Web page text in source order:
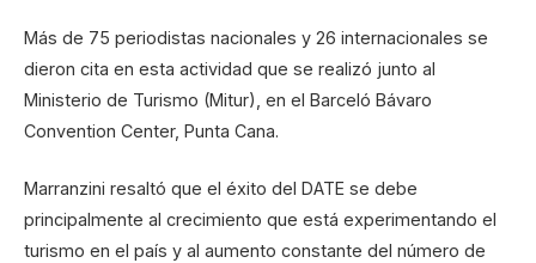
Más de 75 periodistas nacionales y 26 internacionales se
dieron cita en esta actividad que se realizó junto al
Ministerio de Turismo (Mitur), en el Barceló Bávaro
Convention Center, Punta Cana.
Marranzini resaltó que el éxito del DATE se debe
principalmente al crecimiento que está experimentando el
turismo en el país y al aumento constante del número de